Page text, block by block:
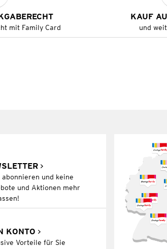
mit Family Card
KAUF
und
und keine
und Aktionen mehr
KONTO
Vorteile für Sie